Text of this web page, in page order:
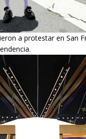
a protestar en San